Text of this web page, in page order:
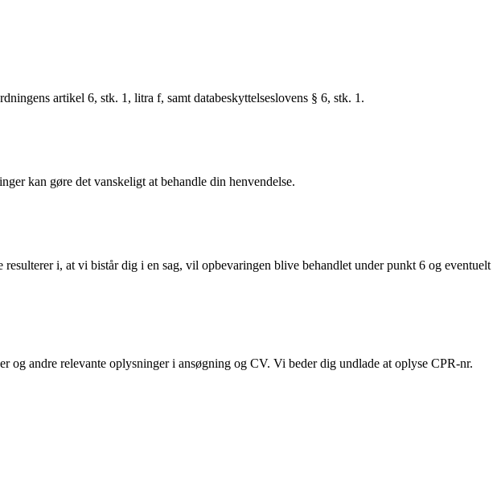
artikel 6, stk. 1, litra f, samt databeskyttelseslovens § 6, stk. 1.
kan gøre det vanskeligt at behandle din henvendelse.
i, at vi bistår dig i en sag, vil opbevaringen blive behandlet under punkt 6 og eventuelt
og andre relevante oplysninger i ansøgning og CV. Vi beder dig undlade at oplyse CPR-nr.